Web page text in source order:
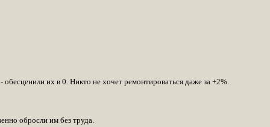
их в 0. Никто не хочет ремонтироваться даже за +2%.
обросли им без труда.